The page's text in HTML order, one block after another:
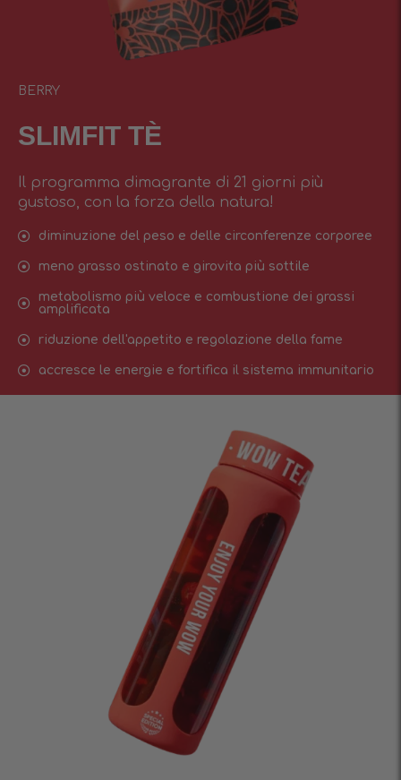
BERRY
SLIMFIT TÈ
Il programma dimagrante di 21 giorni più
gustoso, con la forza della natura!
diminuzione del peso e delle circonferenze corporee
meno grasso ostinato e girovita più sottile
metabolismo più veloce e combustione dei grassi
amplificata
riduzione dell'appetito e regolazione della fame
accresce le energie e fortifica il sistema immunitario